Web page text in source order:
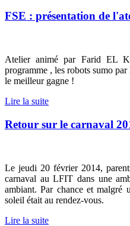
FSE : présentation de
Atelier animé par Farid EL
programme , les robots sumo
le meilleur gagne !
Lire la suite
Retour sur le carnaval
Le jeudi 20 février 2014,
carnaval au LFIT dans une
ambiant. Par chance et malgré
soleil était au rendez-vous.
Lire la suite